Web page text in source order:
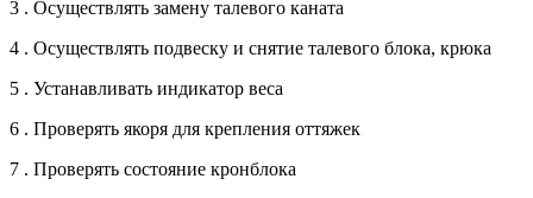
3 . Осуществлять замену талевого каната
4 . Осуществлять подвеску и снятие талевого блока, крюка
5 . Устанавливать индикатор веса
6 . Проверять якоря для крепления оттяжек
7 . Проверять состояние кронблока